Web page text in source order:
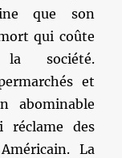
que son
qui coûte
société.
et
abominable
réclame des
La